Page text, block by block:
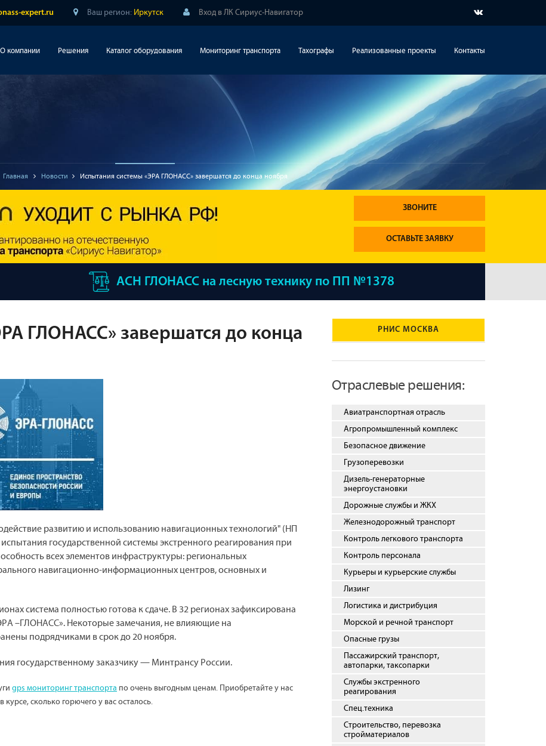
expert.ru Ваш регион: Иркутск Вход в ЛК Сириус-Навигатор
О компании Решения Каталог оборудования Мониторинг транспорта Тахографы Реализованные проекты Контакты
Главная Новости Испытания системы «ЭРА ГЛОНАСС» завершатся до конца ноября
ЗВОНИТЕ
ОСТАВЬТЕ ЗАЯВКУ
АСН ГЛОНАСС на лесную технику по ПП №1378
ГЛОНАСС» завершатся до конца
развитию и использованию навигационных технологий" (НП
государственной системы экстренного реагирования при
всех элементов инфраструктуры: региональных
навигационно-информационных центров, основных и
система полностью готова к сдаче. В 32 регионах зафиксирована
–ГЛОНАСС». Некоторые замечания, не влияющие на
подрядчиками в срок до 20 ноября.
государственному заказчику — Минтрансу России.
gps мониторинг транспорта по очень выгодным ценам. Приобретайте у нас
курсе, сколько горючего у вас осталось.
РНИС МОСКВА
Отраслевые решения:
Авиатранспортная отрасль
Агропромышленный комплекс
Безопасное движение
Грузоперевозки
Дизель-генераторные
энергоустановки
Дорожные службы и ЖКХ
Железнодорожный транспорт
Контроль легкового транспорта
Контроль персонала
Курьеры и курьерские службы
Лизинг
Логистика и дистрибуция
Морской и речной транспорт
Опасные грузы
Пассажирский транспорт,
автопарки, таксопарки
Службы экстренного
реагирования
Спец.техника
Строительство, перевозка
стройматериалов